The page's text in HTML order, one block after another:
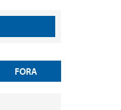
FORA